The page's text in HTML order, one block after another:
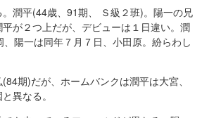
潤平(44歳、91期、 Ｓ級２班)。陽一の兄
が２つ上だが、デビューは１日違い。潤
陽一は同年７月７日、小田原。紛らわし
期)だが、ホームバンクは潤平は大宮、
異なる。